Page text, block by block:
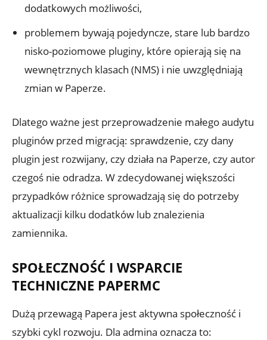
dodatkowych możliwości,
problemem bywają pojedyncze, stare lub bardzo
nisko-poziomowe pluginy, które opierają się na
wewnętrznych klasach (NMS) i nie uwzględniają
zmian w Paperze.
Dlatego ważne jest przeprowadzenie małego audytu
pluginów przed migracją: sprawdzenie, czy dany
plugin jest rozwijany, czy działa na Paperze, czy autor
czegoś nie odradza. W zdecydowanej większości
przypadków różnice sprowadzają się do potrzeby
aktualizacji kilku dodatków lub znalezienia
zamiennika.
SPOŁECZNOŚĆ I WSPARCIE
TECHNICZNE PAPERMC
Dużą przewagą Papera jest aktywna społeczność i
szybki cykl rozwoju. Dla admina oznacza to: